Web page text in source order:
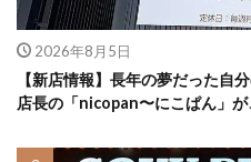
2026年8月5日
【新店情報】長年の夢だった自
店長の「nicopan〜にこぱん」